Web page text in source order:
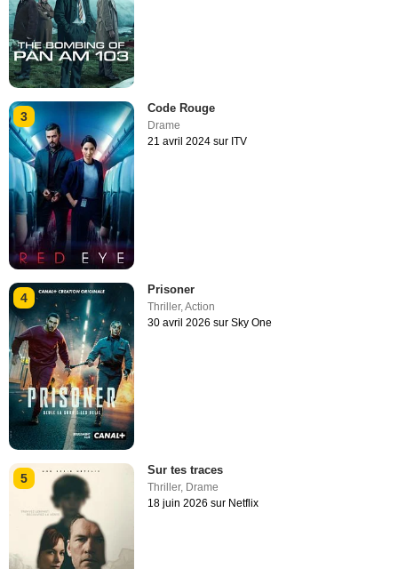
3
Code Rouge
Drame
21 avril 2024 sur ITV
4
Prisoner
Thriller,Action
30 avril 2026 sur Sky One
5
Sur tes traces
Thriller, Drame
18 juin 2026 sur Netflix